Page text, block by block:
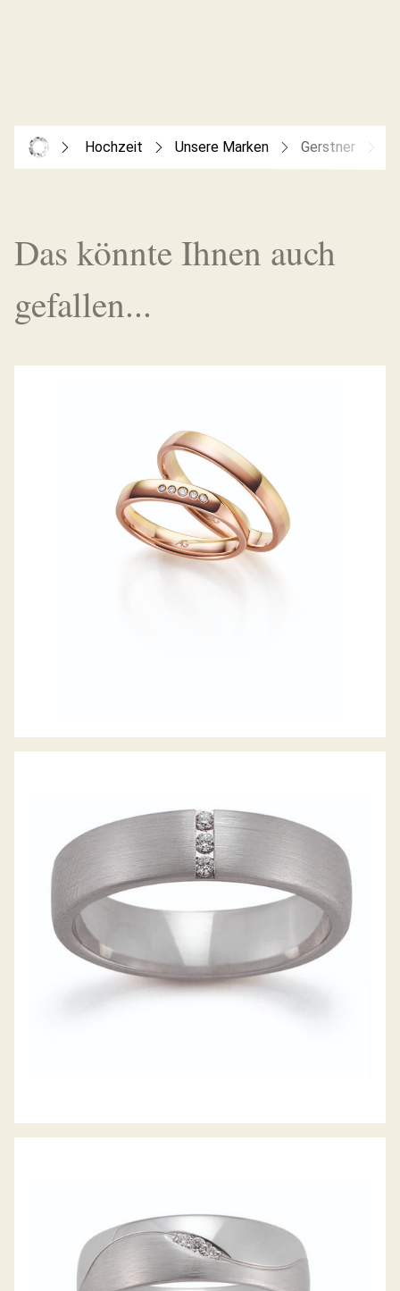
Hochzeit Unsere Marken Gerstner
Das könnte Ihnen auch
gefallen...
GERSTNER TRAURINGE
GERSTNER TRAURINGE
GERSTNER TRAURINGE